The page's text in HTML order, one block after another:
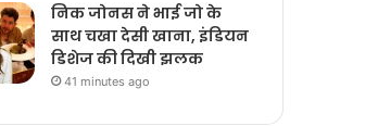
निक जोनस ने भाई जो के
साथ चखा देसी खाना, इंडियन
डिशेज की दिखी झलक
41 minutes ago